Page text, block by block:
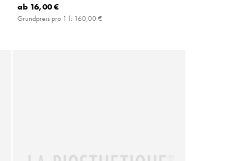
ab 16,00 €
Grundpreis pro 1 l: 160,00 €